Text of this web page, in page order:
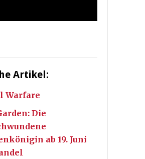
Artikel:
Warfare
Die
ab 19. Juni